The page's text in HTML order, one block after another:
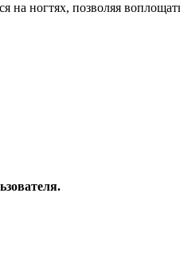
на ногтях, позволяя